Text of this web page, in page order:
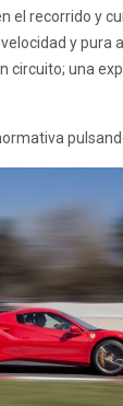
el recorrido y
y pura
circuito; una